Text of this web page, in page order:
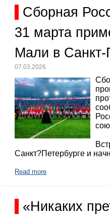
Сборная
31 марта
Мали в Санкт-
07.03.2026
Санкт?Петербурге и
Read more
«Никаких